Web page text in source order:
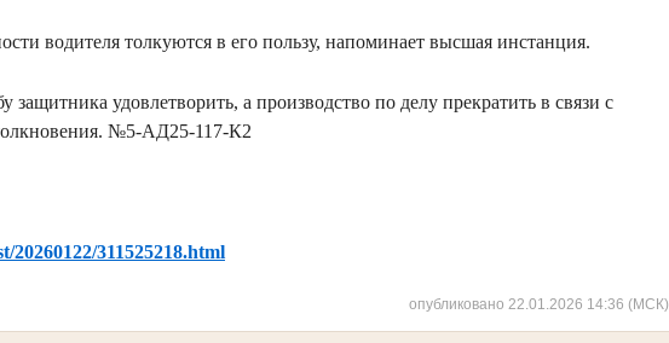
водителя толкуются в его пользу, напоминает высшая инстанция.
защитника удовлетворить, а производство по делу прекратить в связи с
№5-АД25-117-К2
311525218.html
опубликовано 22.01.2026 14:36 (МСК)